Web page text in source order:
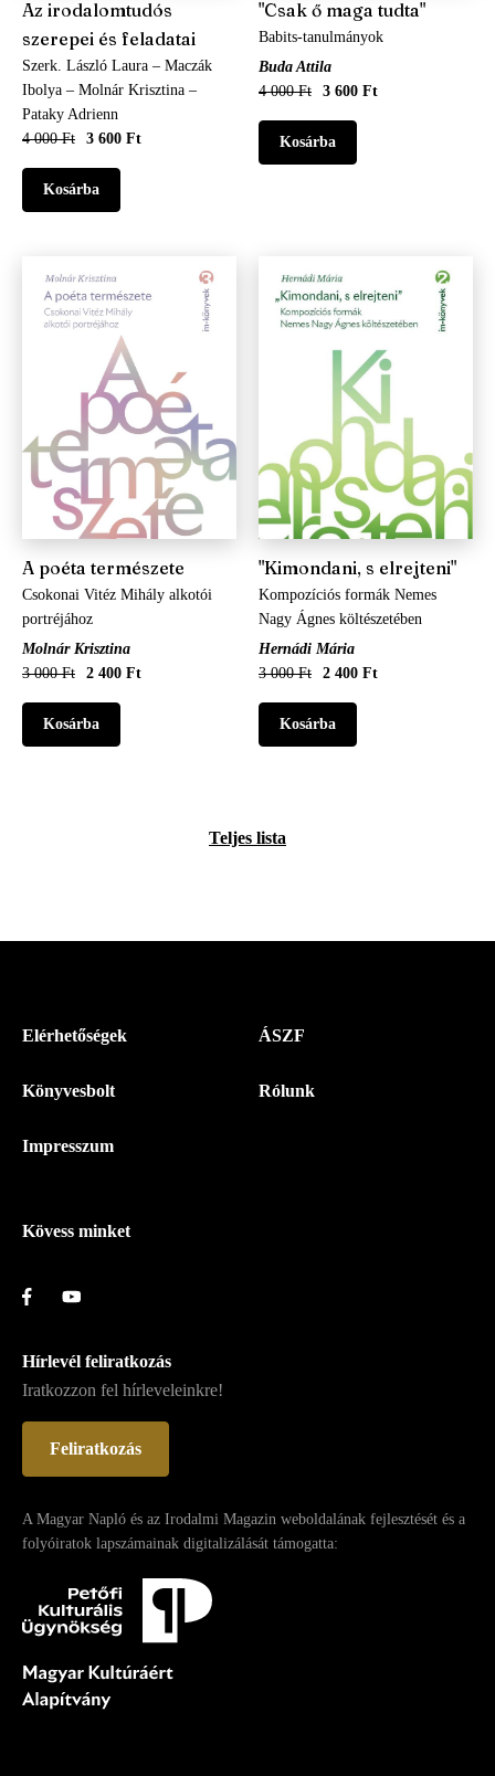
Az irodalomtudós
szerepei és feladatai
Szerk. László Laura – Maczák
Ibolya – Molnár Krisztina –
Pataky Adrienn
4 000 Ft
3 600 Ft
"Csak ő maga tudta"
Babits-tanulmányok
Buda Attila
4 000 Ft
3 600 Ft
A poéta természete
Csokonai Vitéz Mihály alkotói
portréjához
Molnár Krisztina
3 000 Ft
2 400 Ft
"Kimondani, s elrejteni"
Kompozíciós formák Nemes
Nagy Ágnes költészetében
Hernádi Mária
3 000 Ft
2 400 Ft
Teljes lista
Menü
Magyar
-
Elérhetőségek
Könyvesbolt
Impresszum
ÁSZF
Rólunk
Kövess minket
Hírlevél feliratkozás
Iratkozzon fel hírleveleinkre!
Feliratkozás
A Magyar Napló és az Irodalmi Magazin weboldalának fejlesztését és a
folyóiratok lapszámainak digitalizálását támogatta: